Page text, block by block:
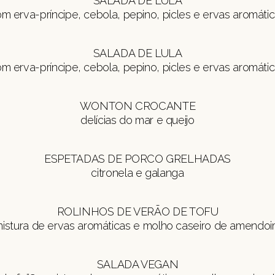
erva-príncipe, cebola, pepino, picles e ervas
SALADA DE LULA
erva-príncipe, cebola, pepino, picles e ervas
WONTON CROCANTE
delícias do mar e queijo
ESPETADAS DE PORCO GRELHADAS
citronela e galanga
ROLINHOS DE VERÃO DE TOFU
de ervas aromáticas e molho caseiro de
SALADA VEGAN